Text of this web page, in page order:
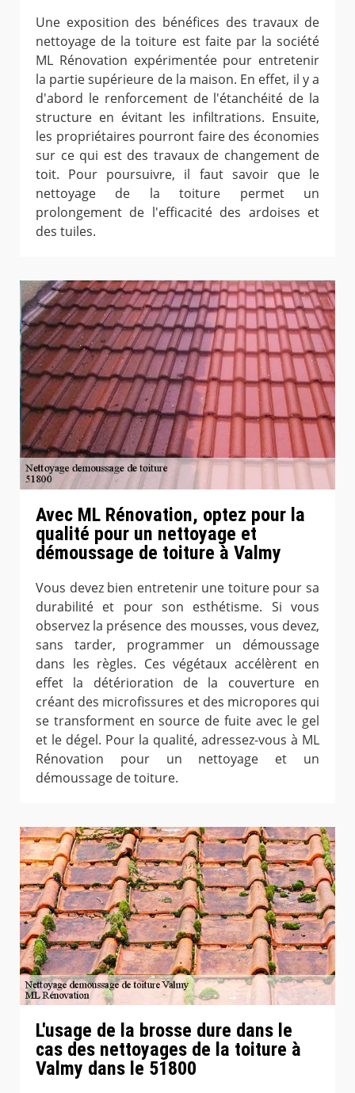
Une exposition des bénéfices des travaux de
nettoyage de la toiture est faite par la société
ML Rénovation expérimentée pour entretenir
la partie supérieure de la maison. En effet, il y a
d'abord le renforcement de l'étanchéité de la
structure en évitant les infiltrations. Ensuite,
les propriétaires pourront faire des économies
sur ce qui est des travaux de changement de
toit. Pour poursuivre, il faut savoir que le
nettoyage de la toiture permet un
prolongement de l'efficacité des ardoises et
des tuiles.
Avec ML Rénovation, optez pour la
qualité pour un nettoyage et
démoussage de toiture à Valmy
Vous devez bien entretenir une toiture pour sa
durabilité et pour son esthétisme. Si vous
observez la présence des mousses, vous devez,
sans tarder, programmer un démoussage
dans les règles. Ces végétaux accélèrent en
effet la détérioration de la couverture en
créant des microfissures et des micropores qui
se transforment en source de fuite avec le gel
et le dégel. Pour la qualité, adressez-vous à ML
Rénovation pour un nettoyage et un
démoussage de toiture.
L'usage de la brosse dure dans le
cas des nettoyages de la toiture à
Valmy dans le 51800